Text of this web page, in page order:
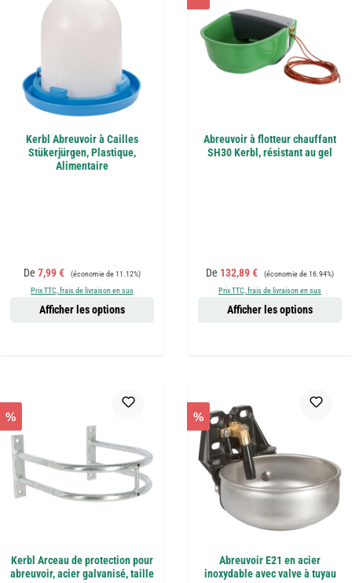
Kerbl Abreuvoir à Cailles
Stükerjürgen, Plastique,
Alimentaire
Prix de vente :
De 7,99 € Prix régulier :
(économie de 11.12%)
Prix TTC, frais de livraison en sus
Afficher les options
Abreuvoir à flotteur chauffant
SH30 Kerbl, résistant au gel
Prix de vente :
De 132,89 € Prix régulier :
(économie de 16.94%)
Prix TTC, frais de livraison en sus
Afficher les options
%
Kerbl Arceau de protection pour
abreuvoir, acier galvanisé, taille
%
Abreuvoir E21 en acier
inoxydable avec valve à tuyau